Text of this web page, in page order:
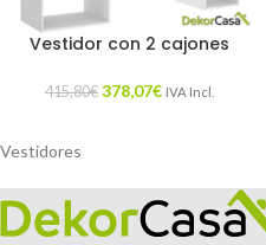
Vestidor con 2 cajones
415,80€ 378,07€ IVA Incl.
Vestidores